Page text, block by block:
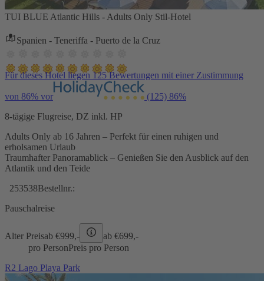
TUI BLUE Atlantic Hills - Adults Only Stil-Hotel
Spanien - Teneriffa - Puerto de la Cruz
Für dieses Hotel liegen 125 Bewertungen mit einer Zustimmung
von 86% vor (125) 86%
8-tägige Flugreise, DZ inkl. HP
Adults Only ab 16 Jahren – Perfekt für einen ruhigen und
erholsamen Urlaub
Traumhafter Panoramablick – Genießen Sie den Ausblick auf den
Atlantik und den Teide
253538Bestellnr.:
Pauschalreise
Alter Preisab €999,- ab €699,-
pro PersonPreis pro Person
R2 Lago Playa Park